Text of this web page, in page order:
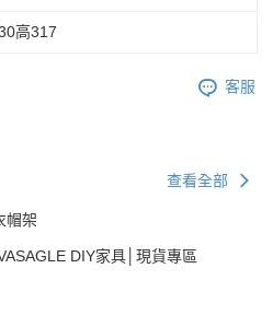
高317
客服
查看全部
帽架
DIY家具│現貨專區